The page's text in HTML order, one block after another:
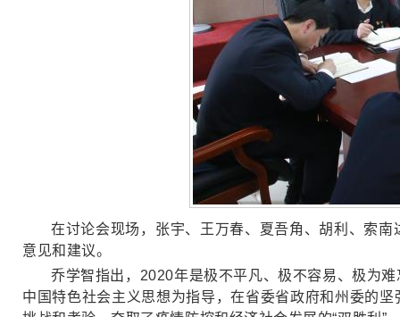
在讨论会现场，张宇、王万春、夏吾角、胡利、索
意见和建议。
乔学智指出，2020年是极不平凡、极不容易、极为
中国特色社会主义思想为指导，在省委省政府和州委的